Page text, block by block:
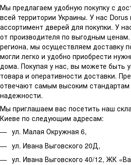
Мы предлагаем удобную покупку с
всей территории Украины. У нас
ассортимент дверей для покупки. У
от производителя по выгодным
региона, мы осуществляем доставку
могли легко и удобно приобрести
дома. Покупая у нас, вы можете быть
товара и оперативности доставки.
отвечают самым высоким стандартам
надежности.
Мы приглашаем вас посетить наш
Киеве по следующим адресам:
ул. Малая Окружная 6,
ул. Ивана Выговского 20Д,
ул. Ивана Выговского 40/12, ЖК